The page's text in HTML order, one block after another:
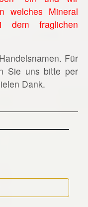
welches Mineral
fraglichen
Für
Sie uns bitte per
Dank.